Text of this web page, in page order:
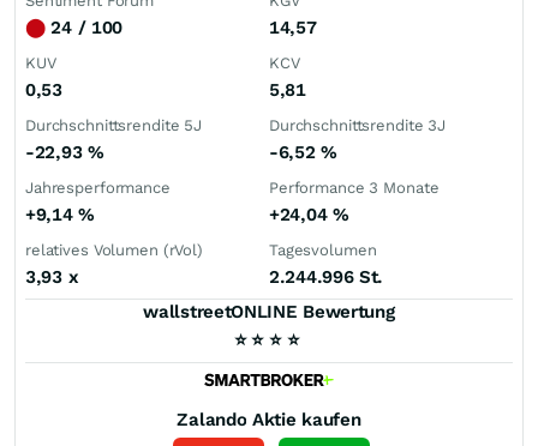
⬤24 / 100 14,57
KUV
0,53
KCV
5,81
Durchschnittsrendite 5J
-22,93 %
Durchschnittsrendite 3J
-6,52%
Jahresperformance
+9,14%
Performance 3 Monate
+24,04 %
relatives Volumen (rVol)
3,93 x
Tagesvolumen
2.244.996 St.
wallstreetONLINE Bewertung
⭐ ⭐ ⭐ ⭐
Zalando Aktie kaufen